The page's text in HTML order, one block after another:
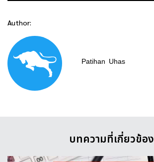
Author:
Patihan Uhas
บทความที่เกี่ยวข้อง